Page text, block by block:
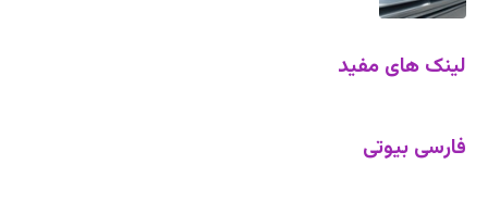
لینک های مفید
فارسی بیوتی